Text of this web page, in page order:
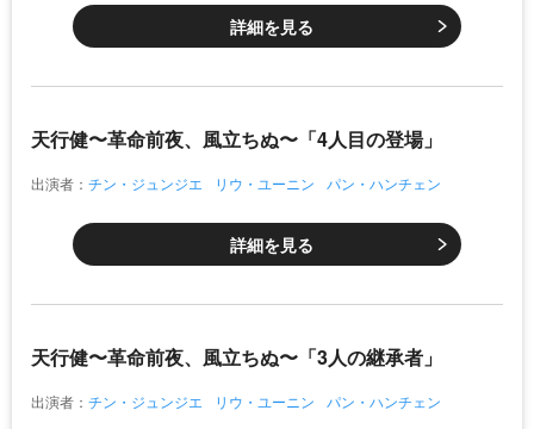
詳細を見る
天行健〜革命前夜、風立ちぬ〜「4人目の登場」
出演者： チン・ジュンジエ リウ・ユーニン パン・ハンチェン
詳細を見る
天行健〜革命前夜、風立ちぬ〜「3人の継承者」
出演者： チン・ジュンジエ リウ・ユーニン パン・ハンチェン